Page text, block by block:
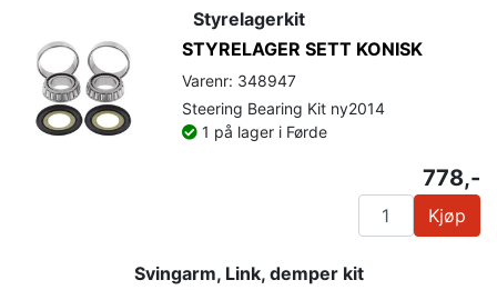
Styrelagerkit
STYRELAGER SETT KONISK
Varenr: 348947
Steering Bearing Kit ny2014
1 på lager i Førde
778,-
Kjøp
Svingarm, Link, demper kit